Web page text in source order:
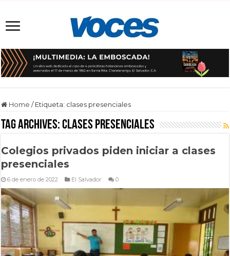
Home / Etiqueta: clases presenciales
Tag Archives:clases presenciales
Colegios privados piden iniciar a clases
presenciales
6 de enero de 2022 El Salvador 0